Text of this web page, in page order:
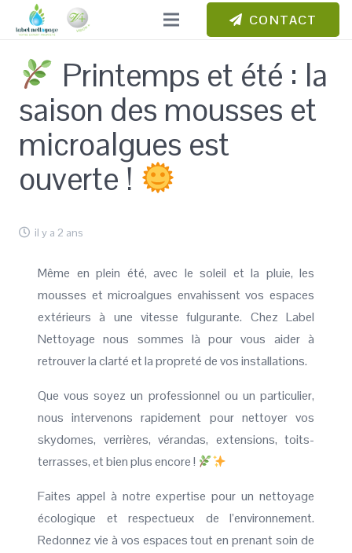
CONTACT
Printemps et été : la
saison des mousses et
microalgues est
ouverte !
il y a 2 ans
Même en plein été, avec le soleil et la pluie, les
mousses et microalgues envahissent vos espaces
extérieurs à une vitesse fulgurante. Chez Label
Nettoyage nous sommes là pour vous aider à
retrouver la clarté et la propreté de vos installations.
Que vous soyez un professionnel ou un particulier,
nous intervenons rapidement pour nettoyer vos
skydomes, verrières, vérandas, extensions, toits-
terrasses, et bien plus encore !
Faites appel à notre expertise pour un nettoyage
écologique et respectueux de l’environnement.
Redonnez vie à vos espaces tout en prenant soin de